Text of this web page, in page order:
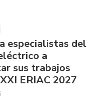
especialistas del
a
sus trabajos
ERIAC 2027